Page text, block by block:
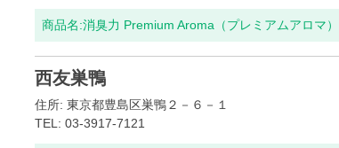
商品名:消臭力 Premium Aroma（プレミアムアロマ
西友巣鴨
住所: 東京都豊島区巣鴨２－６－１
TEL: 03-3917-7121